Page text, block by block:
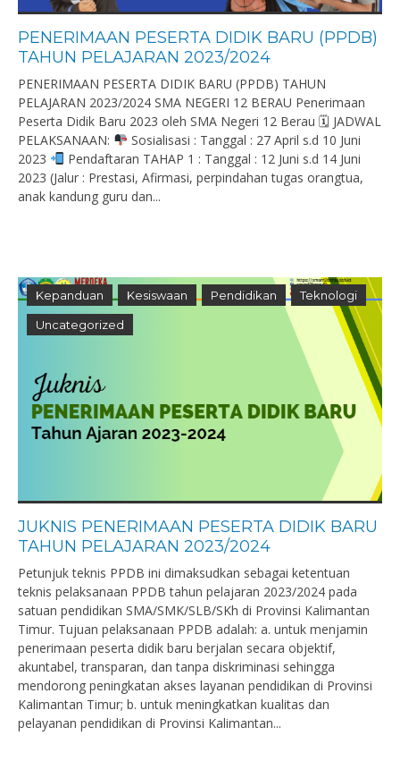
PENERIMAAN PESERTA DIDIK BARU (PPDB)
TAHUN PELAJARAN 2023/2024
PENERIMAAN PESERTA DIDIK BARU (PPDB) TAHUN
PELAJARAN 2023/2024 SMA NEGERI 12 BERAU Penerimaan
Peserta Didik Baru 2023 oleh SMA Negeri 12 Berau 🗓 JADWAL
PELAKSANAAN:
Sosialisasi : Tanggal : 27 April s.d 10 Juni
2023
Pendaftaran TAHAP 1 : Tanggal : 12 Juni s.d 14 Juni
2023 (Jalur : Prestasi, Afirmasi, perpindahan tugas orangtua,
anak kandung guru dan...
Kepanduan Kesiswaan Pendidikan Teknologi
Uncategorized
JUKNIS PENERIMAAN PESERTA DIDIK BARU
TAHUN PELAJARAN 2023/2024
Petunjuk teknis PPDB ini dimaksudkan sebagai ketentuan
teknis pelaksanaan PPDB tahun pelajaran 2023/2024 pada
satuan pendidikan SMA/SMK/SLB/SKh di Provinsi Kalimantan
Timur. Tujuan pelaksanaan PPDB adalah: a. untuk menjamin
penerimaan peserta didik baru berjalan secara objektif,
akuntabel, transparan, dan tanpa diskriminasi sehingga
mendorong peningkatan akses layanan pendidikan di Provinsi
Kalimantan Timur; b. untuk meningkatkan kualitas dan
pelayanan pendidikan di Provinsi Kalimantan...